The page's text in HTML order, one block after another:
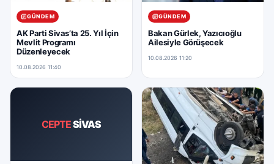
GÜNDEM
AK Parti Sivas’ta 25. Yıl İçin
Mevlit Programı
Düzenleyecek
10.08.2026 11:40
GÜNDEM
Bakan Gürlek, Yazıcıoğlu
Ailesiyle Görüşecek
10.08.2026 11:20
CEPTESİVAS